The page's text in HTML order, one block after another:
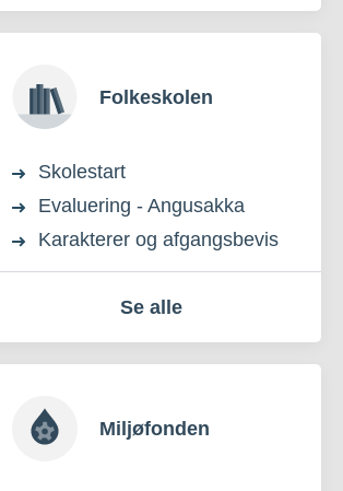
Folkeskolen
Skolestart
Evaluering - Angusakka
Karakterer og afgangsbevis
Se alle
Miljøfonden